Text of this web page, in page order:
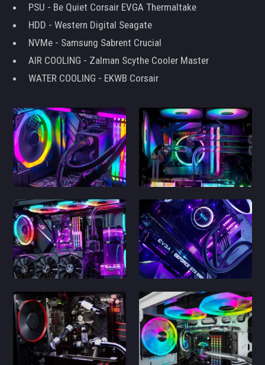
PSU - Be Quiet Corsair EVGA Thermaltake
HDD - Western Digital Seagate
NVMe - Samsung Sabrent Crucial
AIR COOLING - Zalman Scythe Cooler Master
WATER COOLING - EKWB Corsair